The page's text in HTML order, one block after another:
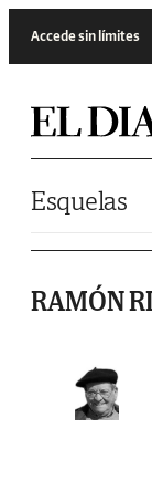
Accede sin límites
Esquelas
RAMÓN